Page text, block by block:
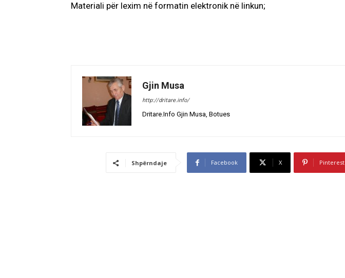
Materiali për lexim në formatin elektronik në linkun;
Gjin Musa
http://dritare.info/
Dritare.Info Gjin Musa, Botues
Shpërndaje Facebook X Pinterest